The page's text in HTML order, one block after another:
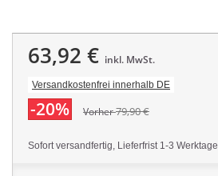
63,92 € inkl. MwSt.
Versandkostenfrei innerhalb DE
-20% Vorher79,90 €
Sofort versandfertig, Lieferfrist 1-3 Werktage